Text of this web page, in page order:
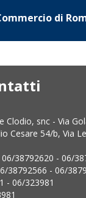
di
Clodio, snc - Via
Cesare 54/b, Via
38792620 - 06/
38792566 - 06/
- 06/323981